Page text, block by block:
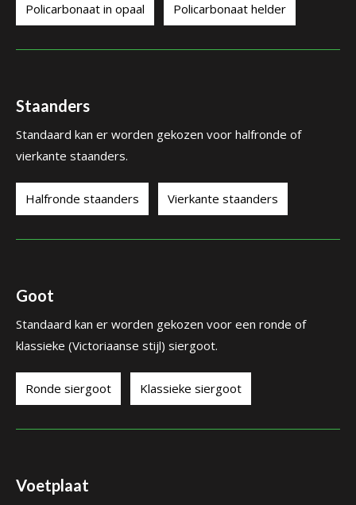
Policarbonaat in opaal Policarbonaat helder
Staanders
Standaard kan er worden gekozen voor halfronde of
vierkante staanders.
Halfronde staanders Vierkante staanders
Goot
Standaard kan er worden gekozen voor een ronde of
klassieke (Victoriaanse stijl) siergoot.
Ronde siergoot Klassieke siergoot
Voetplaat